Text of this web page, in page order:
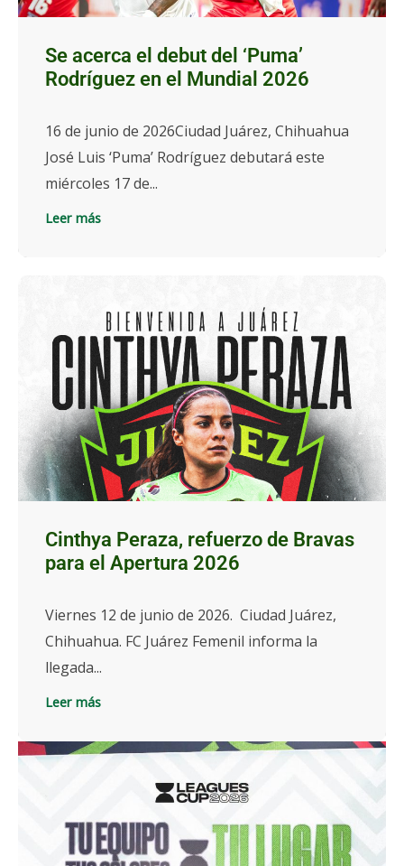
Se acerca el debut del ‘Puma’
Rodríguez en el Mundial 2026
16 de junio de 2026Ciudad Juárez, Chihuahua
José Luis ‘Puma’ Rodríguez debutará este
miércoles 17 de...
Leer más
Cinthya Peraza, refuerzo de Bravas
para el Apertura 2026
Viernes 12 de junio de 2026. Ciudad Juárez,
Chihuahua. FC Juárez Femenil informa la
llegada...
Leer más